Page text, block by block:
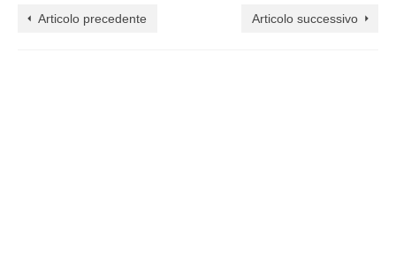
Articolo precedente Articolo successivo